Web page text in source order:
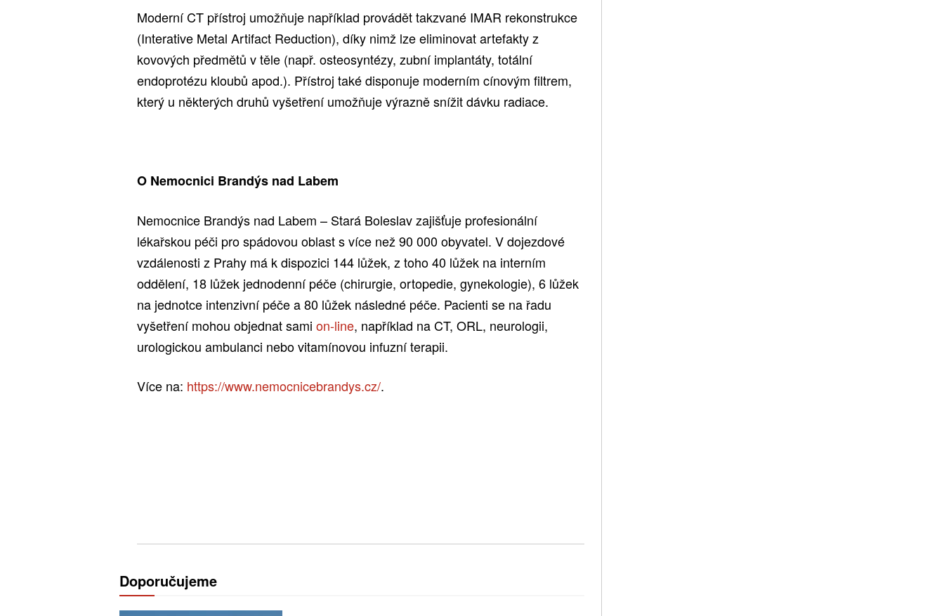
Moderní CT přístroj umožňuje například provádět takzvané IMAR rekonstrukce
(Interative Metal Artifact Reduction), díky nimž lze eliminovat artefakty z
kovových předmětů v těle (např. osteosyntézy, zubní implantáty, totální
endoprotézu kloubů apod.). Přístroj také disponuje moderním cínovým filtrem,
který u některých druhů vyšetření umožňuje výrazně snížit dávku radiace.
O Nemocnici Brandýs nad Labem
Nemocnice Brandýs nad Labem – Stará Boleslav zajišťuje profesionální
lékařskou péči pro spádovou oblast s více než 90 000 obyvatel. V dojezdové
vzdálenosti z Prahy má k dispozici 144 lůžek, z toho 40 lůžek na interním
oddělení, 18 lůžek jednodenní péče (chirurgie, ortopedie, gynekologie), 6 lůžek
na jednotce intenzivní péče a 80 lůžek následné péče. Pacienti se na řadu
vyšetření mohou objednat sami on-line, například na CT, ORL, neurologii,
urologickou ambulanci nebo vitamínovou infuzní terapii.
Více na: https://www.nemocnicebrandys.cz/.
Doporučujeme